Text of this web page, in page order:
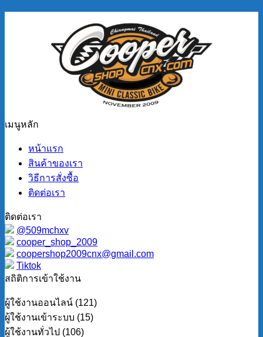
เมนูหลัก
หน้าแรก
สินค้าของเรา
วิธีการสั่งซื้อ
ติดต่อเรา
ติดต่อเรา
@509mchxv
cooper_shop_2009
coopershop2009cnx@gmail.com
Tiktok
สถิติการเข้าใช้งาน
ผู้ใช้งานออนไลน์ (121)
ผู้ใช้งานเข้าระบบ (15)
ผู้ใช้งานทั่วไป (106)